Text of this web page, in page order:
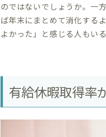
のではないでしょうか。一
ば年末にまとめて消化する
よかった」と感じる人もいる
有給休暇取得率